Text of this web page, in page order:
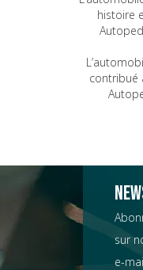
histoire
contribué
sur
e-